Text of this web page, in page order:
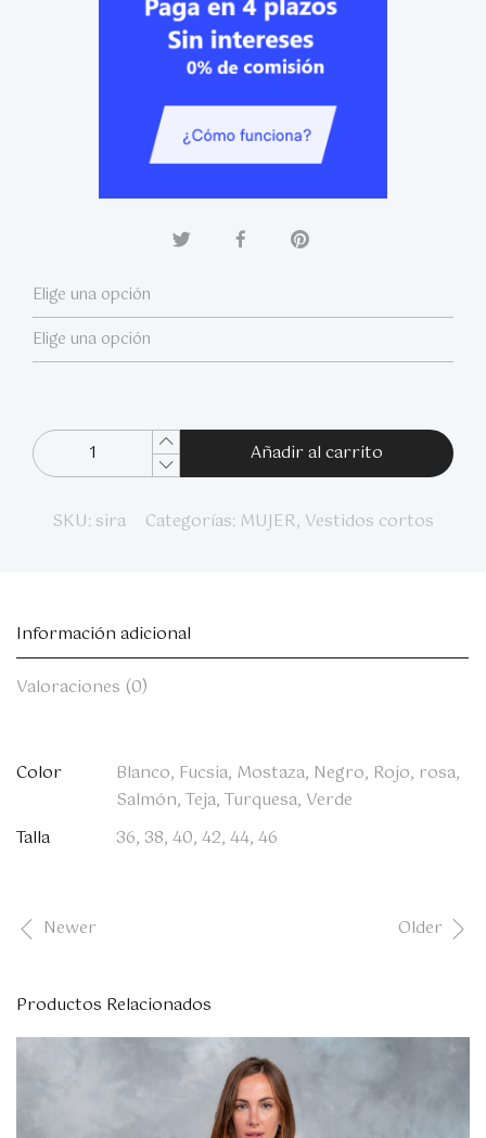
Añadir al carrito
SKU: sira Categorías: MUJER, Vestidos cortos
Información adicional
Valoraciones (0)
Color
Blanco, Fucsia, Mostaza, Negro, Rojo, rosa,
Salmón, Teja, Turquesa, Verde
Talla
36, 38, 40, 42, 44, 46
Older
Newer
Productos Relacionados